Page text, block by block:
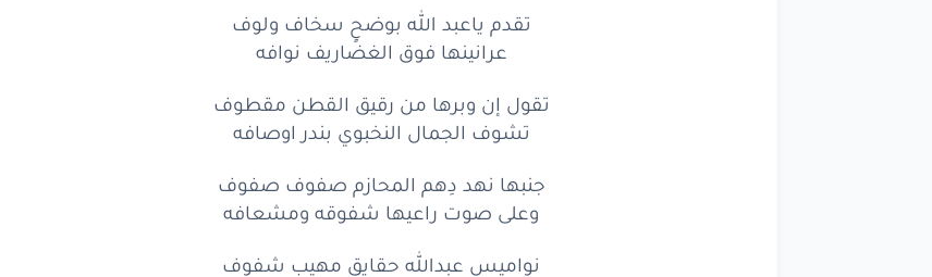
تقدم ياعبد الله بوضحٍ سخاف ولوف
عرانينها فوق الغضاريف نوافه
تقول إن وبرها من رقيق القطن مقطوف
تشوف الجمال النخبوي بندر اوصافه
جنبها نهد دِهم المحازم صفوف صفوف
وعلى صوت راعيها شفوقه ومشعافه
نواميس عبدالله حقايق مهيب شفوف